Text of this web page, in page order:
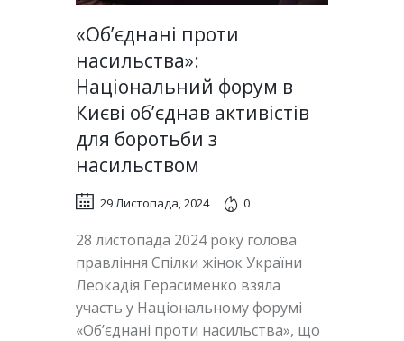
«Об’єднані проти
насильства»:
Національний форум в
Києві об’єднав активістів
для боротьби з
насильством
29 Листопада, 2024 0
28 листопада 2024 року голова
правління Спілки жінок України
Леокадія Герасименко взяла
участь у Національному форумі
«Об’єднані проти насильства», що